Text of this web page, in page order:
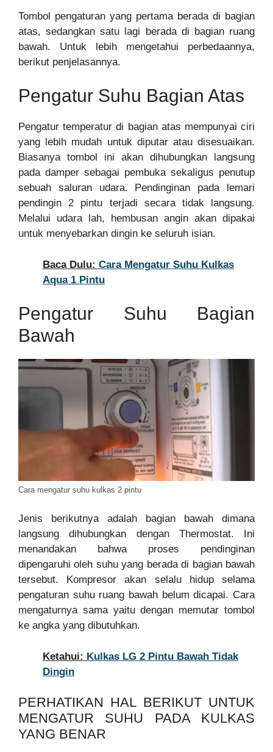
Tombol pengaturan yang pertama berada di bagian
atas, sedangkan satu lagi berada di bagian ruang
bawah. Untuk lebih mengetahui perbedaannya,
berikut penjelasannya.
Pengatur Suhu Bagian Atas
Pengatur temperatur di bagian atas mempunyai ciri
yang lebih mudah untuk diputar atau disesuaikan.
Biasanya tombol ini akan dihubungkan langsung
pada damper sebagai pembuka sekaligus penutup
sebuah saluran udara. Pendinginan pada lemari
pendingin 2 pintu terjadi secara tidak langsung.
Melalui udara lah, hembusan angin akan dipakai
untuk menyebarkan dingin ke seluruh isian.
Baca Dulu: Cara Mengatur Suhu Kulkas
Aqua 1 Pintu
Pengatur Suhu Bagian
Bawah
Cara mengatur suhu kulkas 2 pintu
Jenis berikutnya adalah bagian bawah dimana
langsung dihubungkan dengan Thermostat. Ini
menandakan bahwa proses pendinginan
dipengaruhi oleh suhu yang berada di bagian bawah
tersebut. Kompresor akan selalu hidup selama
pengaturan suhu ruang bawah belum dicapai. Cara
mengaturnya sama yaitu dengan memutar tombol
ke angka yang dibutuhkan.
Ketahui: Kulkas LG 2 Pintu Bawah Tidak
Dingin
PERHATIKAN HAL BERIKUT UNTUK
MENGATUR SUHU PADA KULKAS
YANG BENAR